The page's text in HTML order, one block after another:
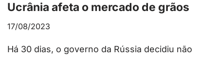
Ucrânia afeta o mercado de grãos
17/08/2023
Há 30 dias, o governo da Rússia decidiu não